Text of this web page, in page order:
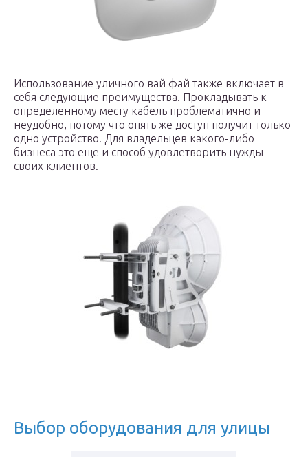
Использование уличного вай фай также включает в
себя следующие преимущества. Прокладывать к
определенному месту кабель проблематично и
неудобно, потому что опять же доступ получит только
одно устройство. Для владельцев какого-либо
бизнеса это еще и способ удовлетворить нужды
своих клиентов.
Выбор оборудования для улицы